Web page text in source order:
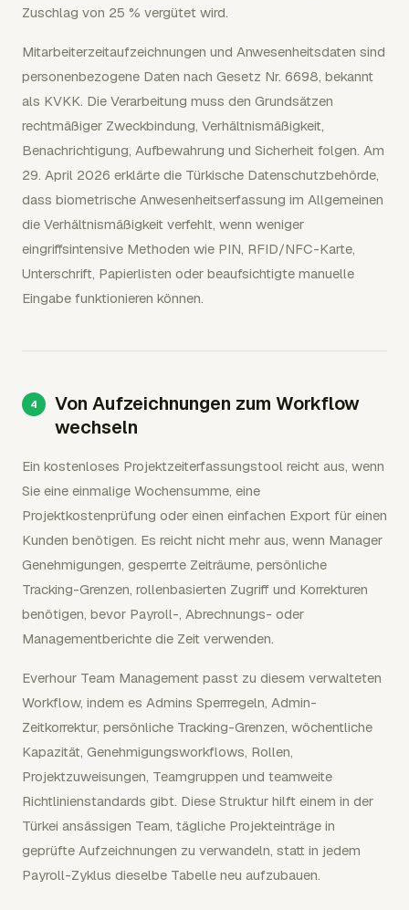
Zuschlag von 25 % vergütet wird.
Mitarbeiterzeitaufzeichnungen und Anwesenheitsdaten sind
personenbezogene Daten nach Gesetz Nr. 6698, bekannt
als KVKK. Die Verarbeitung muss den Grundsätzen
rechtmäßiger Zweckbindung, Verhältnismäßigkeit,
Benachrichtigung, Aufbewahrung und Sicherheit folgen. Am
29. April 2026 erklärte die Türkische Datenschutzbehörde,
dass biometrische Anwesenheitserfassung im Allgemeinen
die Verhältnismäßigkeit verfehlt, wenn weniger
eingriffsintensive Methoden wie PIN, RFID/NFC-Karte,
Unterschrift, Papierlisten oder beaufsichtigte manuelle
Eingabe funktionieren können.
Von Aufzeichnungen zum Workflow
wechseln
Ein kostenloses Projektzeiterfassungstool reicht aus, wenn
Sie eine einmalige Wochensumme, eine
Projektkostenprüfung oder einen einfachen Export für einen
Kunden benötigen. Es reicht nicht mehr aus, wenn Manager
Genehmigungen, gesperrte Zeiträume, persönliche
Tracking-Grenzen, rollenbasierten Zugriff und Korrekturen
benötigen, bevor Payroll-, Abrechnungs- oder
Managementberichte die Zeit verwenden.
Everhour Team Management passt zu diesem verwalteten
Workflow, indem es Admins Sperrregeln, Admin-
Zeitkorrektur, persönliche Tracking-Grenzen, wöchentliche
Kapazität, Genehmigungsworkflows, Rollen,
Projektzuweisungen, Teamgruppen und teamweite
Richtlinienstandards gibt. Diese Struktur hilft einem in der
Türkei ansässigen Team, tägliche Projekteinträge in
geprüfte Aufzeichnungen zu verwandeln, statt in jedem
Payroll-Zyklus dieselbe Tabelle neu aufzubauen.